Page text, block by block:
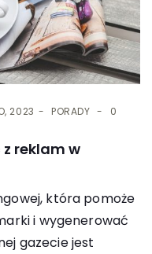
2023 PORADY
0
reklam w
która pomoże
i wygenerować
gazecie jest